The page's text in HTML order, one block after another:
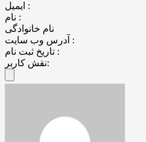
ایمیل :
نام :
نام خانوادگی
آدرس وب سایت :
تاریخ ثبت نام :
نقش کاربر: